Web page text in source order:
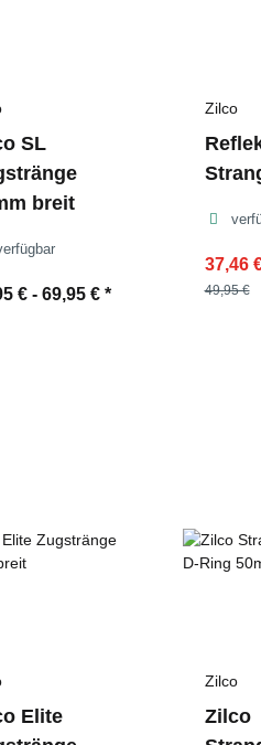
SL
breit
€ - 69,95 € *
Zilco
37,46
49,95 €
Elite
Zilco
Zilco